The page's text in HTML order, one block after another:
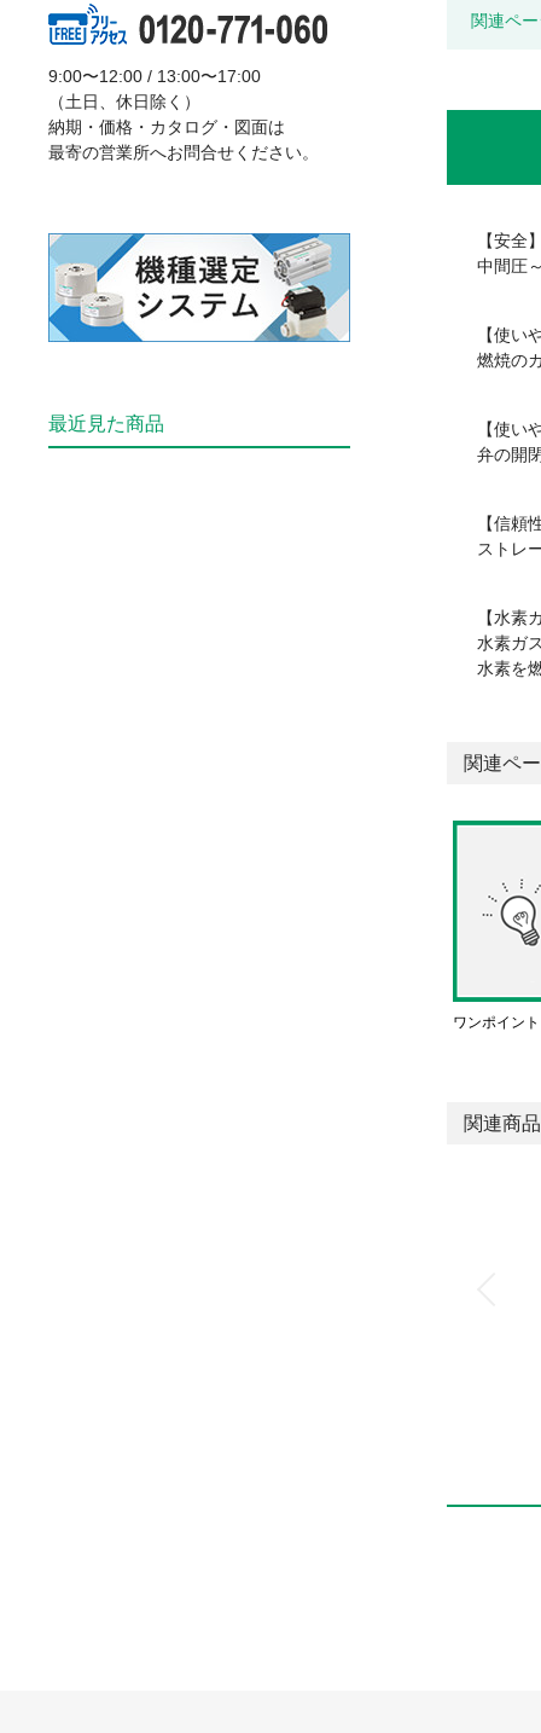
関連ペ
【安全
中間圧
【使い
燃焼の
【使い
弁の開
【信頼
ストレ
【水素
水素ガ
水素を
関連ペ
ワンポイン
関連商品
9:00〜12:00 / 13:00〜17:00
（土日、休日除く）
納期・価格・カタログ・図面は
最寄の営業所へお問合せください。
最近見た商品